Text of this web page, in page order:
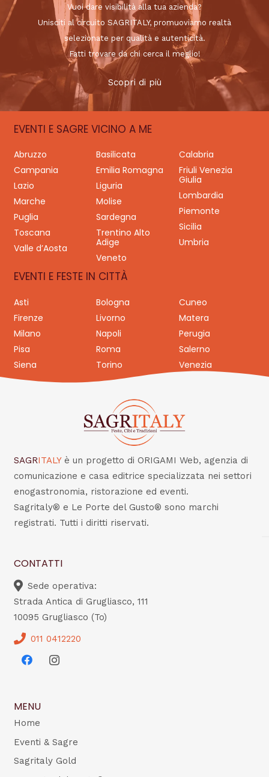
Vuoi dare visibilità alla tua azienda?
Unisciti al circuito SAGRITALY, promuoviamo realtà
selezionate per qualità e autenticità.
Fatti trovare da chi cerca il meglio!
Scopri di più
EVENTI E SAGRE VICINO A ME
Abruzzo Basilicata
Calabria
Campania
Emilia Romagna
Friuli Venezia
Giulia
Lazio
Liguria
Lombardia
Marche
Molise
Piemonte
Puglia
Sardegna
Sicilia
Toscana
Trentino Alto
Adige
Umbria
Valle d’Aosta
Veneto
EVENTI E FESTE IN CITTÀ
Asti Bologna
Cuneo
Firenze
Livorno
Matera
Milano
Napoli
Perugia
Pisa
Roma
Salerno
Siena
Torino Venezia
SAGRITALY è un progetto di ORIGAMI Web, agenzia di
comunicazione e casa editrice specializzata nei settori
enogastronomia, ristorazione ed eventi.
Sagritaly® e Le Porte del Gusto® sono marchi
registrati. Tutti i diritti riservati.
CONTATTI
Sede operativa:
Strada Antica di Grugliasco, 111
10095 Grugliasco (To)
011 0412220
MENU
Home
Eventi & Sagre
Sagritaly Gold